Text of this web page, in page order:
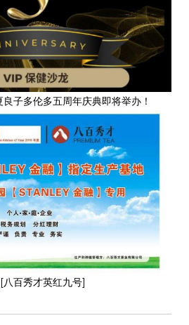
子多伦多五周年庆典即将举办！
八百秀才英红九号]